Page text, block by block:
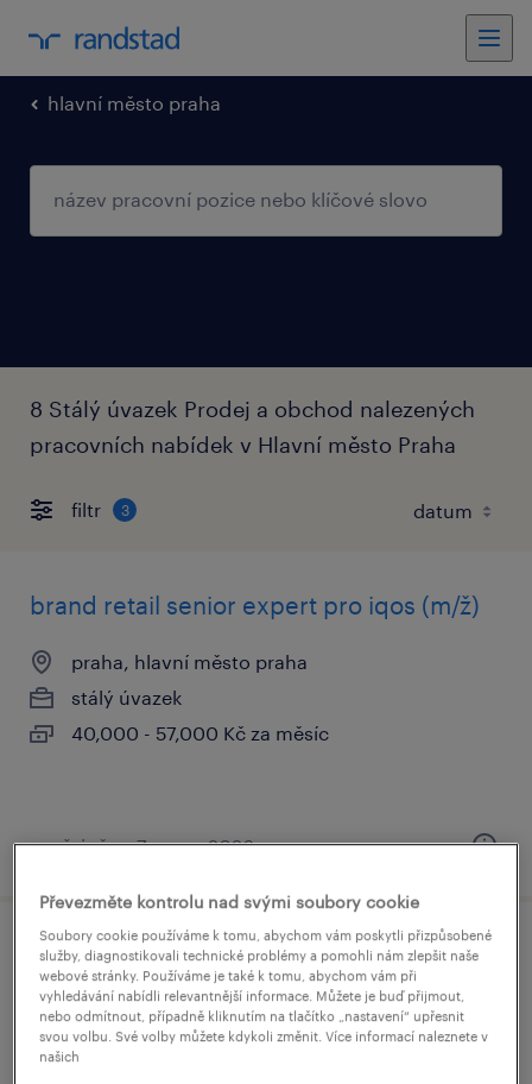
hlavní město praha
8 Stálý úvazek Prodej a obchod nalezených
pracovních nabídek v Hlavní město Praha
filtr 3
brand retail senior expert pro iqos (m/ž)
praha, hlavní město praha
stálý úvazek
40,000 - 57,000 Kč za měsíc
uveřejněno 7 srpna 2026
key account manager - fundraising
projects
praha, hlavní město praha
Převezměte kontrolu nad svými soubory cookie
Soubory cookie používáme k tomu, abychom vám poskytli přizpůsobené
služby, diagnostikovali technické problémy a pomohli nám zlepšit naše
webové stránky. Používáme je také k tomu, abychom vám při
vyhledávání nabídli relevantnější informace. Můžete je buď přijmout,
nebo odmítnout, případně kliknutím na tlačítko „nastavení“ upřesnit
svou volbu. Své volby můžete kdykoli změnit. Více informací naleznete v
našich